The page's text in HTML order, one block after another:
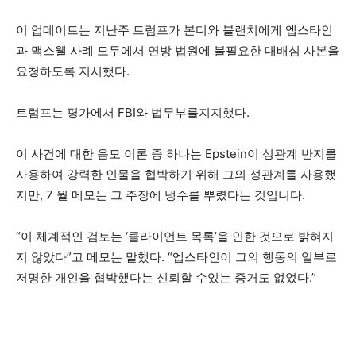
이 업데이트는 지난주 트럼프가 본디와 블랜치에게 엡스타인
과 맥스웰 사례 모두에서 연방 법원에 불필요한 대배심 사본을
요청하도록 지시했다.
트럼프는 평가에서 FBI와 법무부를지지했다.
이 사건에 대한 음모 이론 중 하나는 Epstein이 성관계 반지를
사용하여 강력한 인물을 협박하기 위해 그의 성관계를 사용했
지만, 7 월 메모는 그 주장에 냉수를 뿌렸다는 것입니다.
“이 체계적인 검토는 ‘클라이언트 목록’을 인한 것으로 밝혀지
지 않았다”고 메모는 말했다. “엡스타인이 그의 행동의 일부로
저명한 개인을 협박했다는 신뢰할 수있는 증거도 없었다.”